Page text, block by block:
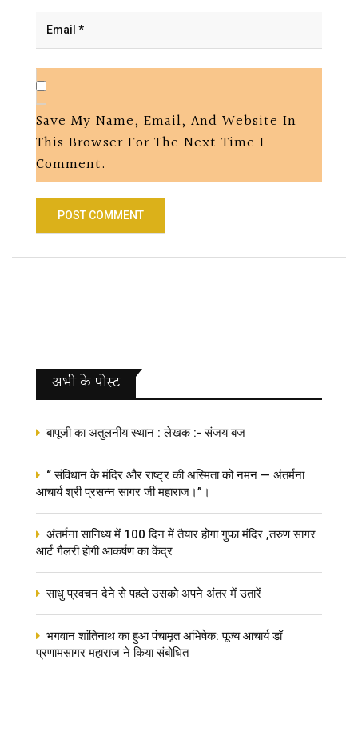
Save My Name, Email, And Website In
This Browser For The Next Time I
Comment.
अभी के पोस्‍ट
बापूजी का अतुलनीय स्थान : लेखक :- संजय बज
“ संविधान के मंदिर और राष्ट्र की अस्मिता को नमन — अंतर्मना
आचार्य श्री प्रसन्न सागर जी महाराज।”।
अंतर्मना सानिध्य में 100 दिन में तैयार होगा गुफा मंदिर ,तरुण सागर
आर्ट गैलरी होगी आकर्षण का केंद्र
साधु प्रवचन देने से पहले उसको अपने अंतर में उतारें
भगवान शांतिनाथ का हुआ पंचामृत अभिषेक: पूज्य आचार्य डॉ
प्रणामसागर महाराज ने किया संबोधित